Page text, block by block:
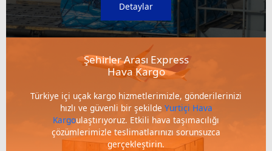
Detaylar
Şehirler Arası Express
Hava Kargo
Türkiye içi uçak kargo hizmetlerimizle, gönderilerinizi
hızlı ve güvenli bir şekilde Yurtiçi Hava
Kargoulaştırıyoruz. Etkili hava taşımacılığı
çözümlerimizle teslimatlarınızı sorunsuzca
gerçekleştirin.